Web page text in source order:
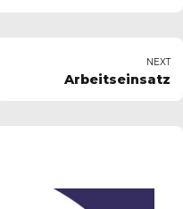
NEXT
Arbeitseinsatz